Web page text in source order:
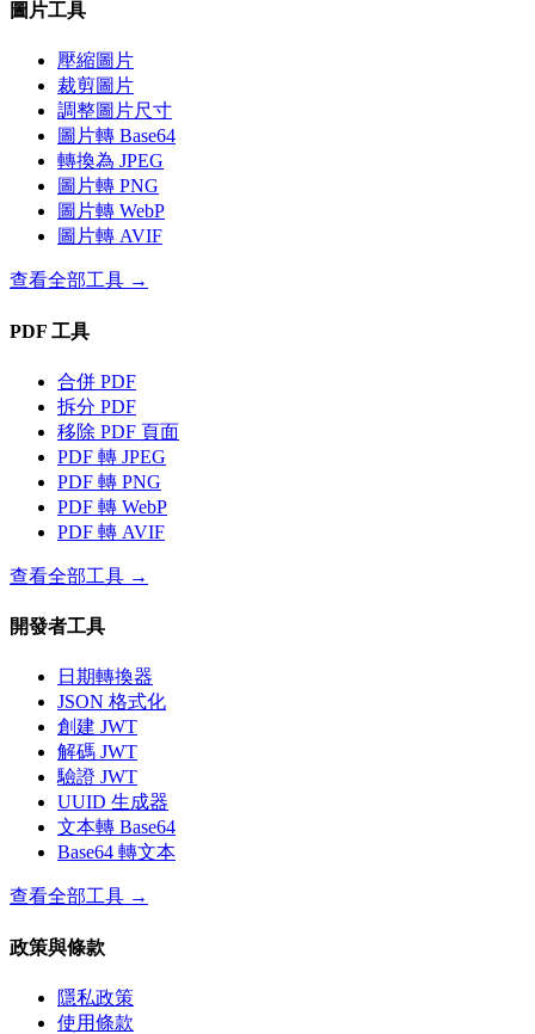
圖片工具
壓縮圖片
裁剪圖片
調整圖片尺寸
圖片轉 Base64
轉換為 JPEG
圖片轉 PNG
圖片轉 WebP
圖片轉 AVIF
查看全部工具 →
PDF 工具
合併 PDF
拆分 PDF
移除 PDF 頁面
PDF 轉 JPEG
PDF 轉 PNG
PDF 轉 WebP
PDF 轉 AVIF
查看全部工具 →
開發者工具
日期轉換器
JSON 格式化
創建 JWT
解碼 JWT
驗證 JWT
UUID 生成器
文本轉 Base64
Base64 轉文本
查看全部工具 →
政策與條款
隱私政策
使用條款